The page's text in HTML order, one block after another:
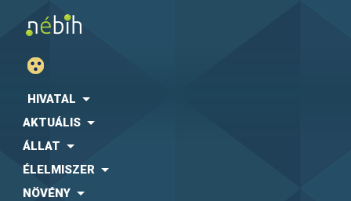
HIVATAL
AKTUÁLIS
ÁLLAT
ÉLELMISZER
NÖVÉNY